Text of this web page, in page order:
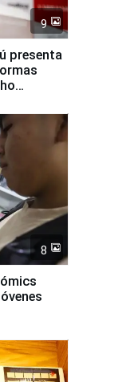
9
presenta
8